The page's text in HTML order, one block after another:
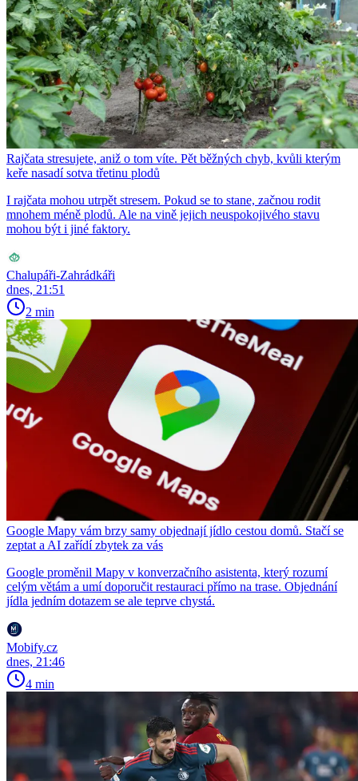
Rajčata stresujete, aniž o tom víte. Pět běžných chyb, kvůli kterým
keře nasadí sotva třetinu plodů
I rajčata mohou utrpět stresem. Pokud se to stane, začnou rodit
mnohem méně plodů. Ale na vině jejich neuspokojivého stavu
mohou být i jiné faktory.
Chalupáři-Zahrádkáři
dnes, 21:51
2 min
Google Mapy vám brzy samy objednají jídlo cestou domů. Stačí se
zeptat a AI zařídí zbytek za vás
Google proměnil Mapy v konverzačního asistenta, který rozumí
celým větám a umí doporučit restauraci přímo na trase. Objednání
jídla jedním dotazem se ale teprve chystá.
Mobify.cz
dnes, 21:46
4 min